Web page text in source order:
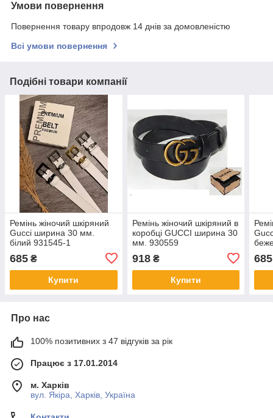
Умови повернення
Повернення товару впродовж 14 днів за домовленістю
Всі умови повернення
Подібні товари компанії
Ремінь жіночий шкіряний
Gucci ширина 30 мм.
білий 931545-1
685 ₴
Купити
Ремінь жіночий шкіряний в
коробці GUCCI ширина 30
мм. 930559
918₴
Купити
685
Про нас
100% позитивних з 47 відгуків за рік
Працює з 17.01.2014
м. Харків
вул. Якіра, Харків, Україна